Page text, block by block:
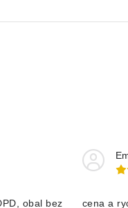
obal bez
cena a